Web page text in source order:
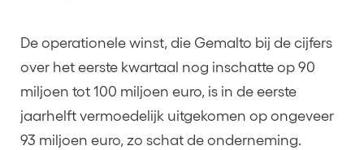
De operationele winst, die Gemalto bij de cijfers
over het eerste kwartaal nog inschatte op 90
miljoen tot 100 miljoen euro, is in de eerste
jaarhelft vermoedelijk uitgekomen op ongeveer
93 miljoen euro, zo schat de onderneming.